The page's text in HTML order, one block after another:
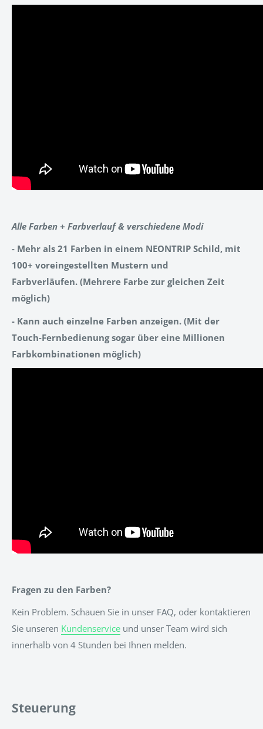
Alle Farben + Farbverlauf & verschiedene Modi
- Mehr als 21 Farben in einem NEONTRIP Schild, mit
100+ voreingestellten Mustern und
Farbverläufen. (Mehrere Farbe zur gleichen Zeit
möglich)
- Kann auch einzelne Farben anzeigen. (Mit der
Touch-Fernbedienung sogar über eine Millionen
Farbkombinationen möglich)
Fragen zu den Farben?
Kein Problem. Schauen Sie in unser FAQ, oder kontaktieren
Sie unseren Kundenservice und unser Team wird sich
innerhalb von 4 Stunden bei Ihnen melden.
Steuerung